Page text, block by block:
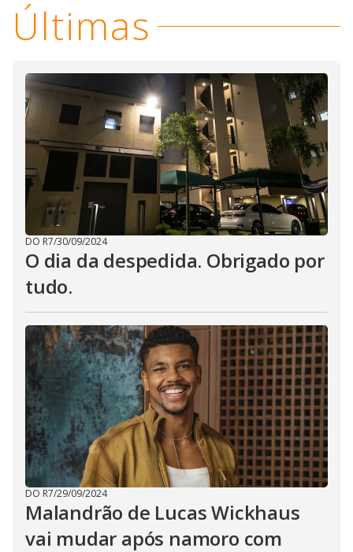
Últimas
DO R7/30/09/2024
O dia da despedida. Obrigado por
tudo.
DO R7/29/09/2024
Malandrão de Lucas Wickhaus
vai mudar após namoro com